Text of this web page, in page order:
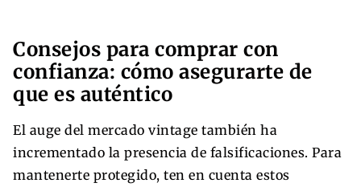
Consejos para comprar con
confianza: cómo asegurarte de
que es auténtico
El auge del mercado vintage también ha
incrementado la presencia de falsificaciones. Para
mantenerte protegido, ten en cuenta estos